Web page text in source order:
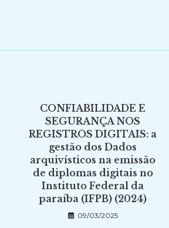
CONFIABILIDADE E
SEGURANÇA NOS
REGISTROS DIGITAIS: a
gestão dos Dados
arquivísticos na emissão
de diplomas digitais no
Instituto Federal da
paraíba (IFPB) (2024)
09/03/2025